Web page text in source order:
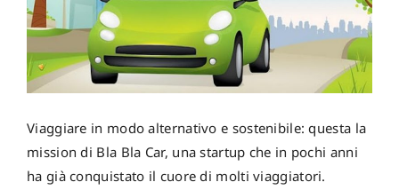
Viaggiare in modo alternativo e sostenibile: questa la
mission di Bla Bla Car, una startup che in pochi anni
ha già conquistato il cuore di molti viaggiatori.